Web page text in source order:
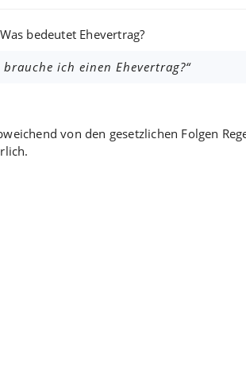
Was bedeutet Ehevertrag?
brauche ich einen Ehevertrag?“
von den gesetzlichen Folgen